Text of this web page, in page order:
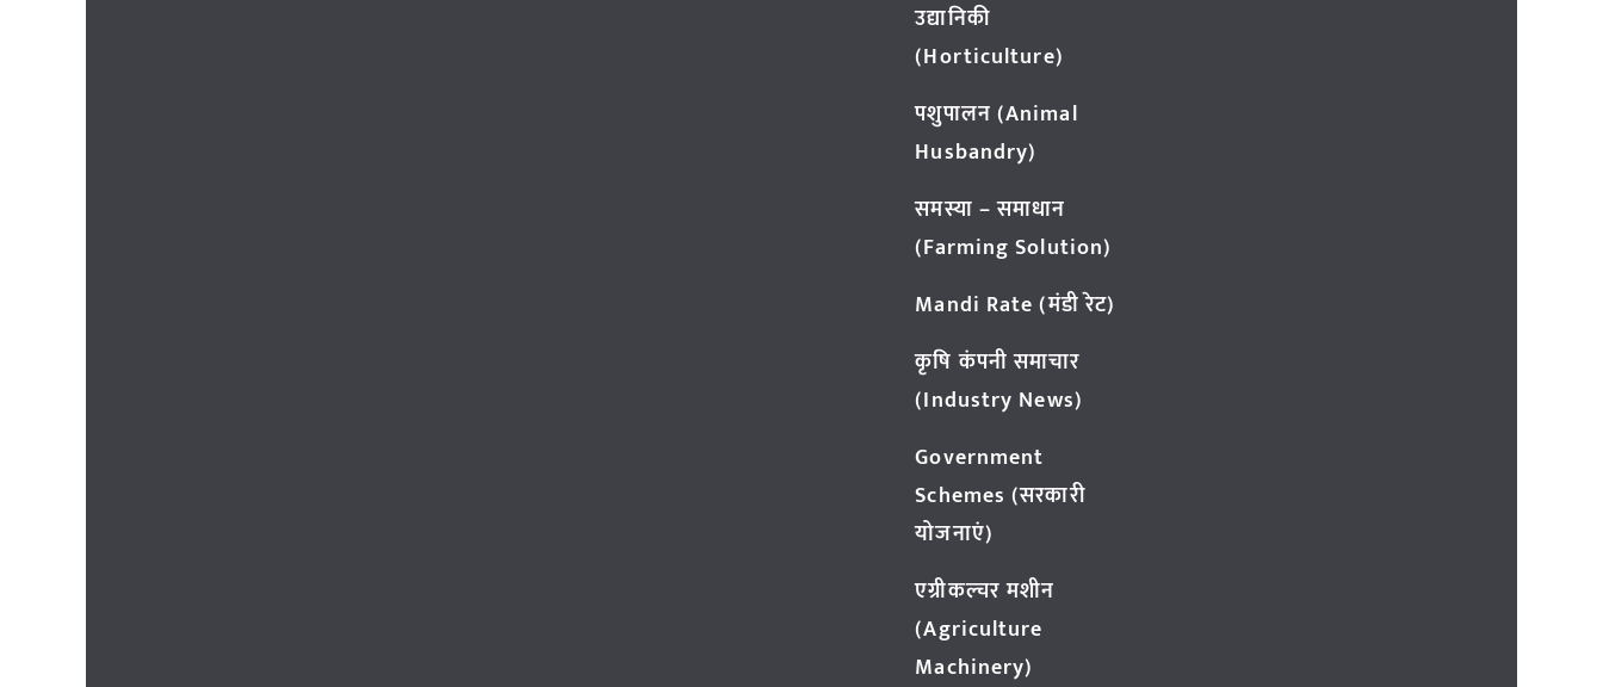
उद्यानिकी
(Horticulture)
पशुपालन (Animal
Husbandry)
समस्या – समाधान
(Farming Solution)
Mandi Rate (मंडी रेट)
कृषि कंपनी समाचार
(Industry News)
Government
Schemes (सरकारी
योजनाएं)
एग्रीकल्चर मशीन
(Agriculture
Machinery)